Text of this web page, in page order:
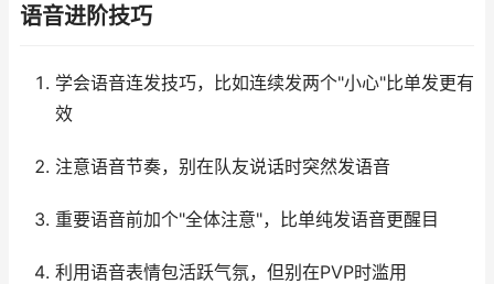
语音进阶技巧
学会语音连发技巧，比如连续发两个"小心"比单发更有
效
注意语音节奏，别在队友说话时突然发语音
重要语音前加个"全体注意"，比单纯发语音更醒目
利用语音表情包活跃气氛，但别在PVP时滥用